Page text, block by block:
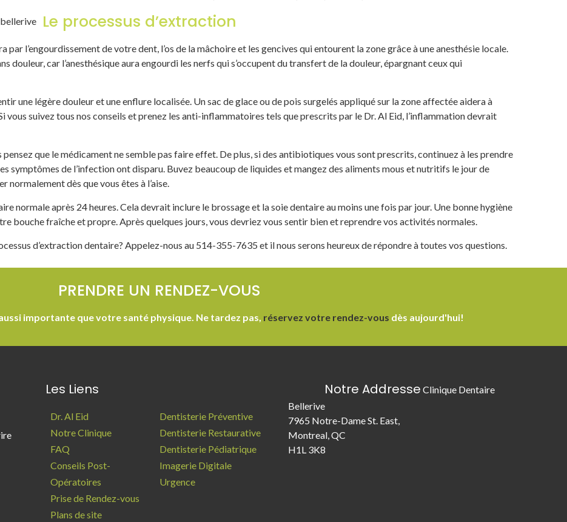
Le processus d’extraction
par l’engourdissement de votre dent, l’os de la mâchoire et les gencives qui entourent la zone grâce à une anesthésie locale.
douleur, car l’anesthésique aura engourdi les nerfs qui s’occupent du transfert de la douleur, épargnant ceux qui
une légère douleur et une enflure localisée. Un sac de glace ou de pois surgelés appliqué sur la zone affectée aidera à
vous suivez tous nos conseils et prenez les anti-inflammatoires tels que prescrits par le Dr. Al Eid, l’inflammation devrait
que le médicament ne semble pas faire effet. De plus, si des antibiotiques vous sont prescrits, continuez à les prendre
symptômes de l’infection ont disparu. Buvez beaucoup de liquides et mangez des aliments mous et nutritifs le jour de
normalement dès que vous êtes à l’aise.
normale après 24 heures. Cela devrait inclure le brossage et la soie dentaire au moins une fois par jour. Une bonne hygiène
bouche fraîche et propre. Après quelques jours, vous devriez vous sentir bien et reprendre vos activités normales.
d’extraction dentaire? Appelez-nous au 514-355-7635 et il nous serons heureux de répondre à toutes vos questions.
PRENDRE UN RENDEZ-VOUS
importante que votre santé physique. Ne tardez pas, réservez votre rendez-vous dès aujourd'hui!
Les Liens
Dr. Al Eid
Notre Clinique
FAQ
Conseils Post-
Opératoires
Prise de Rendez-vous
Plans de site
Dentisterie Préventive
Dentisterie Restaurative
Dentisterie Pédiatrique
Imagerie Digitale
Urgence
Notre Addresse Clinique Dentaire
Bellerive
7965 Notre-Dame St. East,
Montreal, QC
H1L 3K8